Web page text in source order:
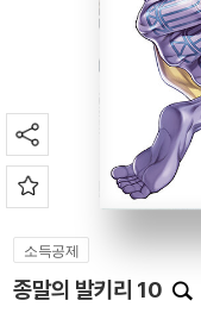
소득공제
종말의 발키리 10